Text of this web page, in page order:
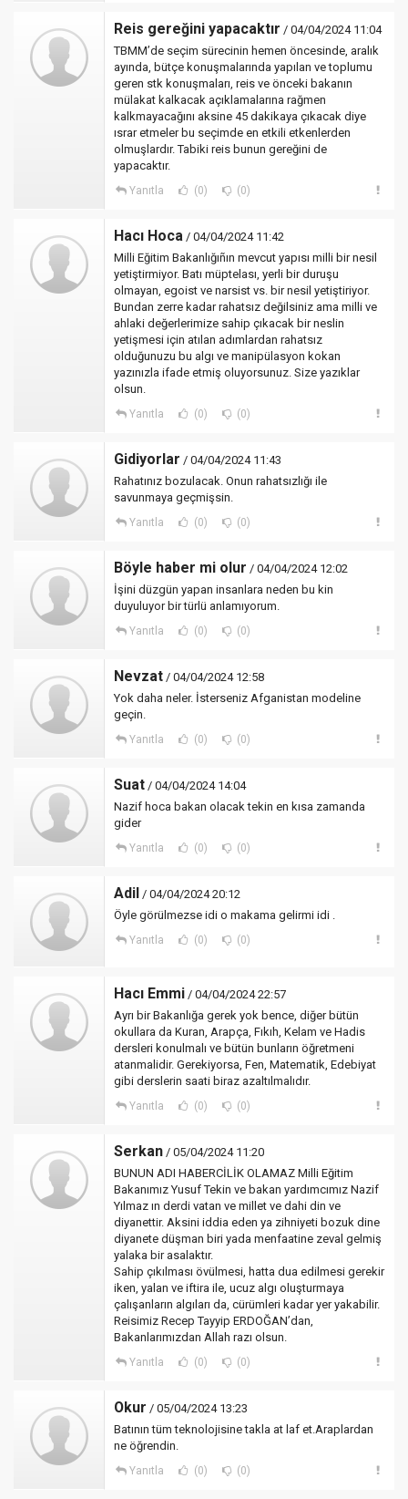
Reis gereğini yapacaktır / 04/04/2024 11:04
TBMM’de seçim sürecinin hemen öncesinde, aralık
ayında, bütçe konuşmalarında yapılan ve toplumu
geren stk konuşmaları, reis ve önceki bakanın
mülakat kalkacak açıklamalarına rağmen
kalkmayacağını aksine 45 dakikaya çıkacak diye
ısrar etmeler bu seçimde en etkili etkenlerden
olmuşlardır. Tabiki reis bunun gereğini de
yapacaktır.
Yanıtla (0) (0)
Hacı Hoca / 04/04/2024 11:42
Milli Eğitim Bakanlığıñın mevcut yapısı milli bir nesil
yetiştirmiyor. Batı müptelası, yerli bir duruşu
olmayan, egoist ve narsist vs. bir nesil yetiştiriyor.
Bundan zerre kadar rahatsız değilsiniz ama milli ve
ahlaki değerlerimize sahip çıkacak bir neslin
yetişmesi için atılan adımlardan rahatsız
olduğunuzu bu algı ve manipülasyon kokan
yazınızla ifade etmiş oluyorsunuz. Size yazıklar
olsun.
Yanıtla (0) (0)
Gidiyorlar / 04/04/2024 11:43
Rahatınız bozulacak. Onun rahatsızlığı ile
savunmaya geçmişsin.
Yanıtla (0) (0)
Böyle haber mi olur / 04/04/2024 12:02
İşini düzgün yapan insanlara neden bu kin
duyuluyor bir türlü anlamıyorum.
Yanıtla (0) (0)
Nevzat / 04/04/2024 12:58
Yok daha neler. İsterseniz Afganistan modeline
geçin.
Yanıtla (0) (0)
Suat / 04/04/2024 14:04
Nazif hoca bakan olacak tekin en kısa zamanda
gider
Yanıtla (0) (0)
Adil / 04/04/2024 20:12
Öyle görülmezse idi o makama gelirmi idi .
Yanıtla (0) (0)
Hacı Emmi / 04/04/2024 22:57
Ayrı bir Bakanlığa gerek yok bence, diğer bütün
okullara da Kuran, Arapça, Fıkıh, Kelam ve Hadis
dersleri konulmalı ve bütün bunların öğretmeni
atanmalidir. Gerekiyorsa, Fen, Matematik, Edebiyat
gibi derslerin saati biraz azaltılmalıdır.
Yanıtla (0) (0)
Serkan / 05/04/2024 11:20
BUNUN ADI HABERCİLİK OLAMAZ Milli Eğitim
Bakanımız Yusuf Tekin ve bakan yardımcımız Nazif
Yılmaz ın derdi vatan ve millet ve dahi din ve
diyanettir. Aksini iddia eden ya zihniyeti bozuk dine
diyanete düşman biri yada menfaatine zeval gelmiş
yalaka bir asalaktır.
Sahip çıkılması övülmesi, hatta dua edilmesi gerekir
iken, yalan ve iftira ile, ucuz algı oluşturmaya
çalışanların algıları da, cürümleri kadar yer yakabilir.
Reisimiz Recep Tayyip ERDOĞAN’dan,
Bakanlarımızdan Allah razı olsun.
Yanıtla (0) (0)
Okur / 05/04/2024 13:23
Batının tüm teknolojisine takla at laf et.Araplardan
ne öğrendin.
Yanıtla (0) (0)